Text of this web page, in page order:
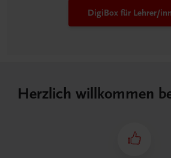
DigiBox für Lehrer/
Herzlich willkommen